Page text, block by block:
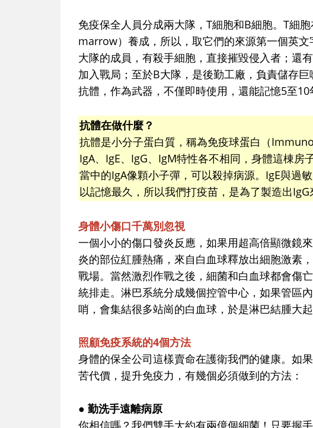
免疫保全人員分成兩大隊，T細胞和B細胞。T細
marrow）養成，所以，取它們的來源第一個英
大隊的成員，有殺手細胞，直接摧毀侵入者；還
加入戰局；至於B大隊，是後勤工廠，負責儲存
抗體，作為武器，不僅即時使用，還能記憶5至10
抗體在做什麼？
抗體是小分子蛋白質，稱為免疫球蛋白（
IgA、IgE、IgG、IgM特性各不相同，身體這棟
當中的IgA像顆小子彈，可以殺掉病源。IgE與過
以記憶最久，所以我們打疫苗，是為了製造出IgG
身體小傷口千萬別忽視
一個小小的傷口發炎反應，如果用超高倍顯微鏡
炎的部位紅腫熱痛，來自白血球釋放出細胞激素
戰場。當然激烈作戰之後，細菌和白血球都會傷
統排走。淋巴系統分成幾個控管中心，如果管區
哨，會集結很多站崗的白血球，於是淋巴結腫大
照顧免疫系統的4個方法
身體的保全公司這樣賣命在護衛我們的健康。如
苦代價，提升免疫力，有幾個必須做到的方法：
● 勤洗手遠離病原
你相信嗎？我們雙手大約有兩億個細菌！只要握